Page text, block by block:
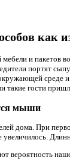
как
и пакетов
портят
среде
такие гости
мыши
дома. При
вероятность